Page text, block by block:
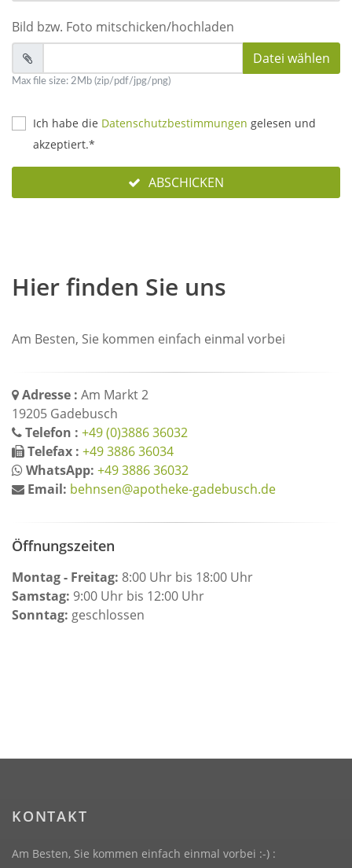
Bild bzw. Foto mitschicken/hochladen
Datei wählen
Max file size: 2Mb (zip/pdf/jpg/png)
Ich habe die Datenschutzbestimmungen gelesen und
akzeptiert.*
ABSCHICKEN
Hier finden Sie uns
Am Besten, Sie kommen einfach einmal vorbei
Adresse : Am Markt 2
19205 Gadebusch
Telefon : +49 (0)3886 36032
Telefax : +49 3886 36034
WhatsApp: +49 3886 36032
Email: behnsen@apotheke-gadebusch.de
Öffnungszeiten
Montag - Freitag: 8:00 Uhr bis 18:00 Uhr
Samstag: 9:00 Uhr bis 12:00 Uhr
Sonntag: geschlossen
KONTAKT
Am Besten, Sie kommen einfach einmal vorbei :-) :